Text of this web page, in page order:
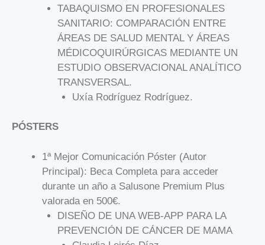
TABAQUISMO EN PROFESIONALES
SANITARIO: COMPARACIÓN ENTRE
ÁREAS DE SALUD MENTAL Y ÁREAS
MÉDICOQUIRÚRGICAS MEDIANTE UN
ESTUDIO OBSERVACIONAL ANALÍTICO
TRANSVERSAL.
Uxía Rodríguez Rodríguez.
PÓSTERS
1ª Mejor Comunicación Póster (Autor
Principal): Beca Completa para acceder
durante un año a Salusone Premium Plus
valorada en 500€.
DISEÑO DE UNA WEB-APP PARA LA
PREVENCIÓN DE CÁNCER DE MAMA